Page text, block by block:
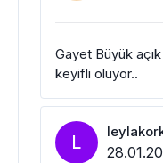
Gayet Büyük
keyifli oluyor..
L